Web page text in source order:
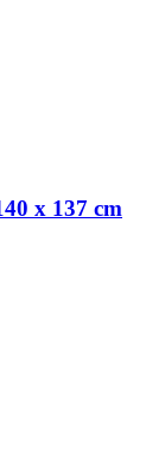
x 137 cm